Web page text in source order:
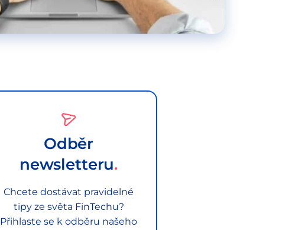
Odběr
newsletteru
Chcete dostávat pravidelné
tipy ze světa FinTechu?
Přihlaste se k odběru našeho